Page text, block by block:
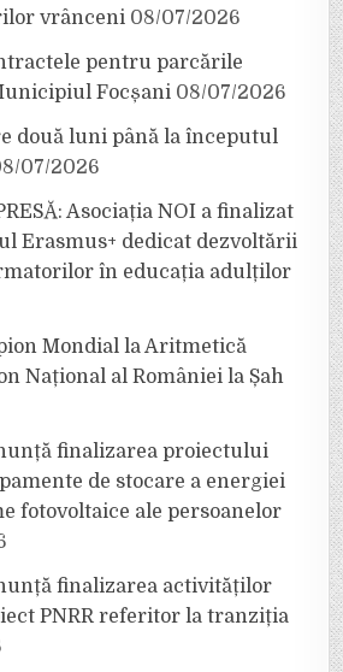
vrânceni 08/07/2026
pentru parcările
Focșani 08/07/2026
două luni până la începutul
07/2026
Asociația NOI a finalizat
Erasmus+ dedicat dezvoltării
în educația adulților
Mondial la Aritmetică
Național al României la Șah
finalizarea proiectului
de stocare a energiei
fotovoltaice ale persoanelor
finalizarea activităților
PNRR referitor la tranziția